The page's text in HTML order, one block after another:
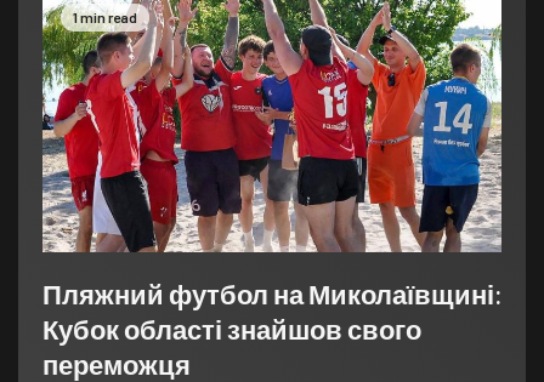
1 min read
Пляжний футбол на Миколаївщині:
Кубок області знайшов свого
переможця